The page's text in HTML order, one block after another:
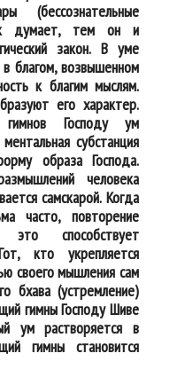
(бессознательные
думает, тем он и
закон. В уме
благом, возвышенном
к благим мыслям.
его характер.
Господу ум
субстанция
образа Господа.
человека
самскарой. Когда
часто, повторение
способствует
кто укрепляется
своего мышления сам
бхава (устремление)
гимны Господу Шиве
ум растворяется в
гимны становится